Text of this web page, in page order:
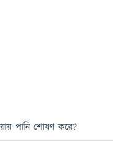
পানি শোষণ করে?